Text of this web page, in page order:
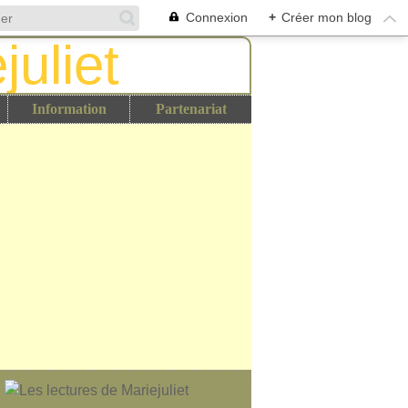
Connexion + Créer mon blog
Information Partenariat